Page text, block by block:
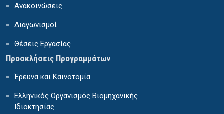
Ανακοινώσεις
Διαγωνισμοί
Θέσεις Εργασίας
Προσκλήσεις Προγραμμάτων
Έρευνα και Καινοτομία
Ελληνικός Οργανισμός Βιομηχανικής
Ιδιοκτησίας